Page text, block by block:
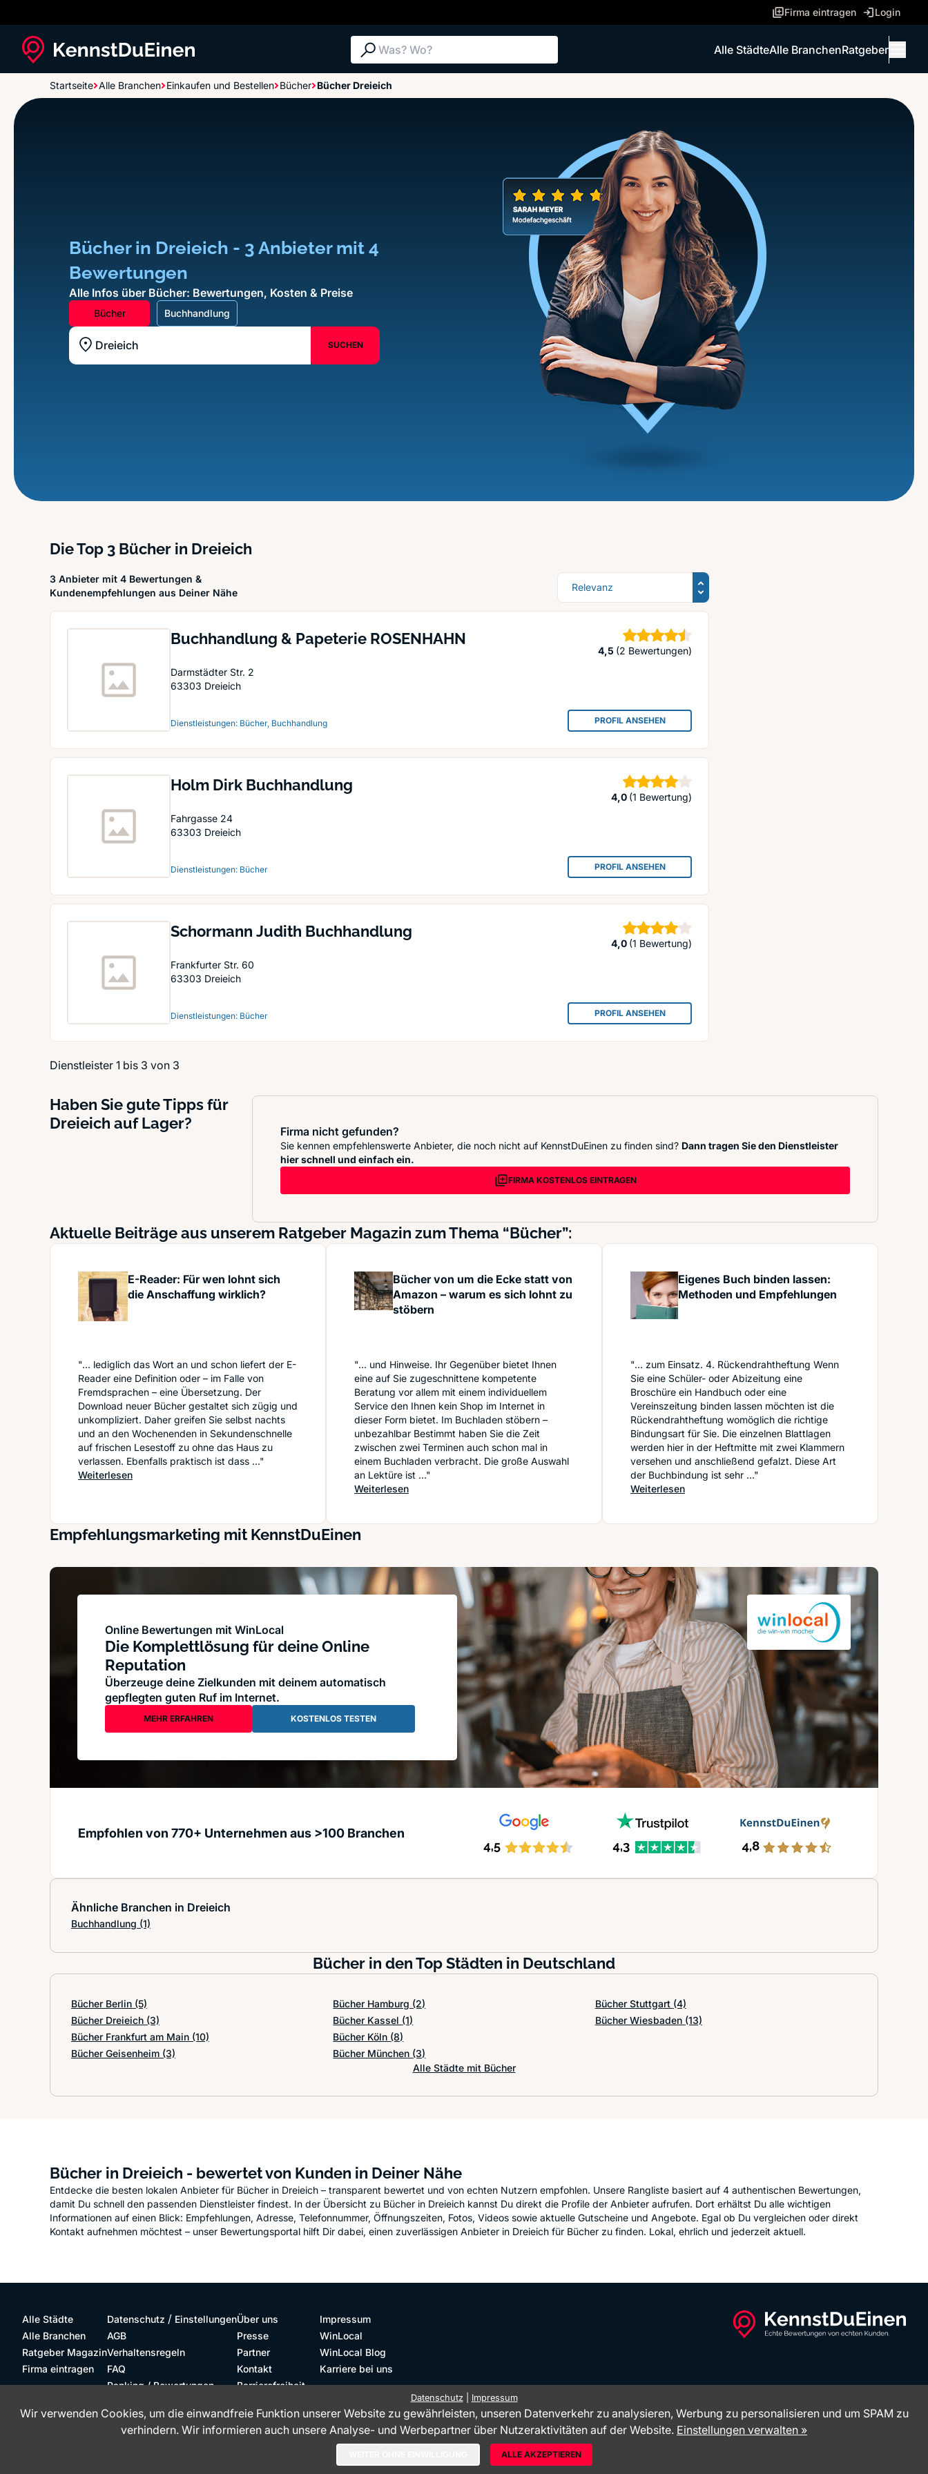
Firma eintragen Login
Suche: Was? Wo?
Alle StädteAlle BranchenRatgeber
Startseite Alle Branchen Einkaufen und Bestellen Bücher Bücher Dreieich
Bücher in Dreieich - 3 Anbieter mit 4
Bewertungen
Alle Infos über Bücher: Bewertungen, Kosten & Preise
Bücher Buchhandlung
Standort z.B. Frankfurt am Main
SUCHEN
Die Top 3 Bücher in Dreieich
3 Anbieter mit 4 Bewertungen &
Kundenempfehlungen aus Deiner Nähe
Sortierung
Buchhandlung & Papeterie ROSENHAHN
Darmstädter Str. 2
63303 Dreieich
Dienstleistungen: Bücher, Buchhandlung
4,5 Sterne
(2 Bewertungen)
PROFIL ANSEHEN: BUCHHANDLUNG & PAPETERIE ROSENHAHN
Holm Dirk Buchhandlung
Fahrgasse 24
63303 Dreieich
Dienstleistungen: Bücher
4,0 Sterne
(1 Bewertung)
PROFIL ANSEHEN: HOLM DIRK BUCHHANDLUNG
Schormann Judith Buchhandlung
Frankfurter Str. 60
63303 Dreieich
Dienstleistungen: Bücher
4,0 Sterne
(1 Bewertung)
PROFIL ANSEHEN: SCHORMANN JUDITH BUCHHANDLUNG
Dienstleister 1 bis 3 von 3
Haben Sie gute Tipps für
Dreieich auf Lager?
Firma nicht gefunden?
Sie kennen empfehlenswerte Anbieter, die noch nicht auf KennstDuEinen zu finden sind? Dann tragen Sie den Dienstleister
hier schnell und einfach ein.
FIRMA KOSTENLOS EINTRAGEN
Aktuelle Beiträge aus unserem Ratgeber Magazin zum Thema “Bücher”:
E-Reader: Für wen lohnt sich
die Anschaffung wirklich?
"... lediglich das Wort an und schon liefert der E-
Reader eine Definition oder – im Falle von
Fremdsprachen – eine Übersetzung. Der
Download neuer Bücher gestaltet sich zügig und
unkompliziert. Daher greifen Sie selbst nachts
und an den Wochenenden in Sekundenschnelle
auf frischen Lesestoff zu ohne das Haus zu
verlassen. Ebenfalls praktisch ist dass ..."
Weiterlesen: E-Reader: Für wen lohnt sich die Anschaffung wirklich?
Bücher von um die Ecke statt von
Amazon – warum es sich lohnt zu
stöbern
"... und Hinweise. Ihr Gegenüber bietet Ihnen
eine auf Sie zugeschnittene kompetente
Beratung vor allem mit einem individuellem
Service den Ihnen kein Shop im Internet in
dieser Form bietet. Im Buchladen stöbern –
unbezahlbar Bestimmt haben Sie die Zeit
zwischen zwei Terminen auch schon mal in
einem Buchladen verbracht. Die große Auswahl
an Lektüre ist ..."
Weiterlesen: Bücher von um die Ecke statt von Amazon – warum es sich lohnt zu stöbern
Eigenes Buch binden lassen:
Methoden und Empfehlungen
"... zum Einsatz. 4. Rückendrahtheftung Wenn
Sie eine Schüler- oder Abizeitung eine
Broschüre ein Handbuch oder eine
Vereinszeitung binden lassen möchten ist die
Rückendrahtheftung womöglich die richtige
Bindungsart für Sie. Die einzelnen Blattlagen
werden hier in der Heftmitte mit zwei Klammern
versehen und anschließend gefalzt. Diese Art
der Buchbindung ist sehr ..."
Weiterlesen: Eigenes Buch binden lassen: Methoden und
Empfehlungsmarketing mit KennstDuEinen
Online Bewertungen mit WinLocal
Die Komplettlösung für deine Online
Reputation
Überzeuge deine Zielkunden mit deinem automatisch
gepflegten guten Ruf im Internet.
MEHR ERFAHREN KOSTENLOS TESTEN
Empfohlen von 770+ Unternehmen aus >100 Branchen
Ähnliche Branchen in Dreieich
Buchhandlung (1)
Bücher in den Top Städten in Deutschland
Bücher Berlin (5)
Bücher Dreieich (3)
Bücher Frankfurt am Main (10)
Bücher Geisenheim (3)
Bücher Hamburg (2)
Bücher Kassel (1)
Bücher Köln (8)
Bücher München (3)
Bücher Stuttgart (4)
Bücher Wiesbaden (13)
Alle Städte mit Bücher
Bücher in Dreieich - bewertet von Kunden in Deiner Nähe
Entdecke die besten lokalen Anbieter für Bücher in Dreieich – transparent bewertet und von echten Nutzern empfohlen. Unsere Rangliste basiert auf 4 authentischen Bewertungen,
damit Du schnell den passenden Dienstleister findest. In der Übersicht zu Bücher in Dreieich kannst Du direkt die Profile der Anbieter aufrufen. Dort erhältst Du alle wichtigen
Informationen auf einen Blick: Empfehlungen, Adresse, Telefonnummer, Öffnungszeiten, Fotos, Videos sowie aktuelle Gutscheine und Angebote. Egal ob Du vergleichen oder direkt
Kontakt aufnehmen möchtest – unser Bewertungsportal hilft Dir dabei, einen zuverlässigen Anbieter in Dreieich für Bücher zu finden. Lokal, ehrlich und jederzeit aktuell.
Alle Städte
Alle Branchen
Ratgeber Magazin
Firma eintragen
Datenschutz / Einstellungen
AGB
Verhaltensregeln
FAQ
Ranking / Bewertungen
Über uns
Presse
Partner
Kontakt
Barrierefreiheit
Impressum
WinLocal
WinLocal Blog
Karriere bei uns
Barrierefreie Website Geprüfte Bewertungen
Das Bewertungsportal KennstDuEinen.de ist ein Service der WinLocal GmbH - © 2026
Datenschutz| Impressum
Wir verwenden Cookies, um die einwandfreie Funktion unserer Website zu gewährleisten, unseren Datenverkehr zu analysieren, Werbung zu personalisieren und um SPAM zu
verhindern. Wir informieren auch unsere Analyse- und Werbepartner über Nutzeraktivitäten auf der Website. Einstellungen verwalten »
ALLE AKZEPTIEREN